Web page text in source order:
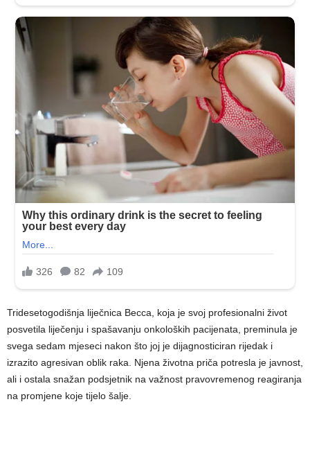
Tridesetogodišnja liječnica Becca, koja je svoj profesionalni život
posvetila liječenju i spašavanju onkoloških pacijenata, preminula je
svega sedam mjeseci nakon što joj je dijagnosticiran rijedak i
izrazito agresivan oblik raka. Njena životna priča potresla je javnost,
ali i ostala snažan podsjetnik na važnost pravovremenog reagiranja
na promjene koje tijelo šalje.